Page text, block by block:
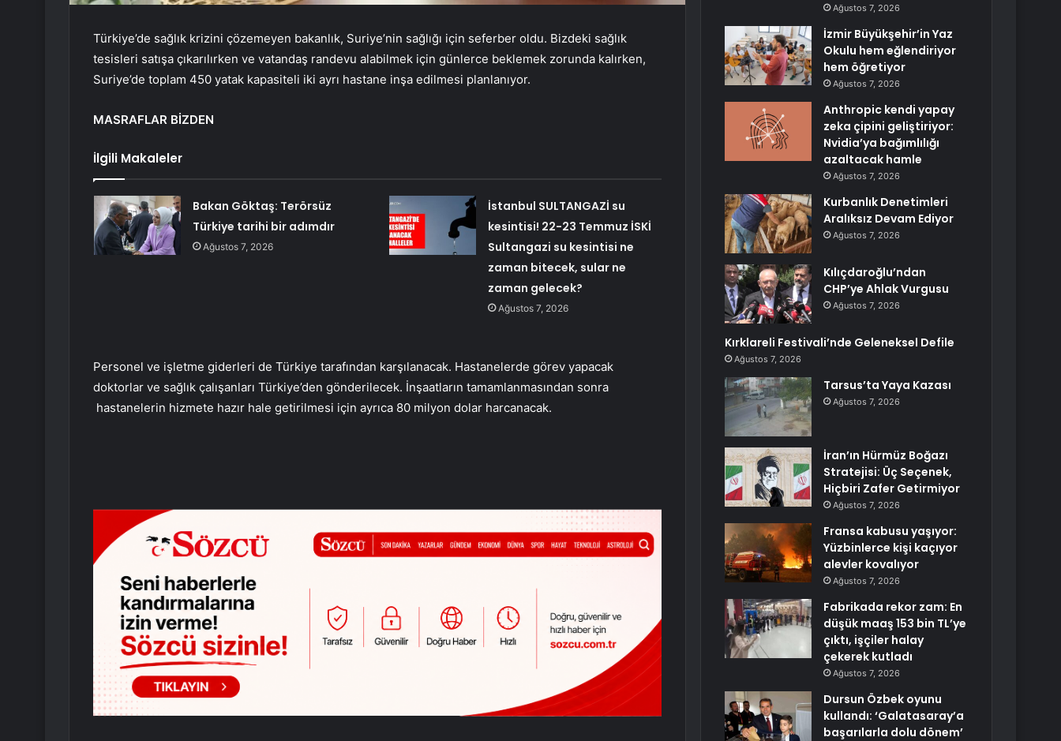
Türkiye’de sağlık krizini çözemeyen bakanlık, Suriye’nin sağlığı için seferber oldu. Bizdeki sağlık
tesisleri satışa çıkarılırken ve vatandaş randevu alabilmek için günlerce beklemek zorunda kalırken,
Suriye’de toplam 450 yatak kapasiteli iki ayrı hastane inşa edilmesi planlanıyor.
MASRAFLAR BİZDEN
İlgili Makaleler
Bakan Göktaş: Terörsüz
Türkiye tarihi bir adımdır
Ağustos 7, 2026
İstanbul SULTANGAZİ su
kesintisi! 22-23 Temmuz İSKİ
Sultangazi su kesintisi ne
zaman bitecek, sular ne
zaman gelecek?
Ağustos 7, 2026
Personel ve işletme giderleri de Türkiye tarafından karşılanacak. Hastanelerde görev yapacak
doktorlar ve sağlık çalışanları Türkiye’den gönderilecek. İnşaatların tamamlanmasından sonra
hastanelerin hizmete hazır hale getirilmesi için ayrıca 80 milyon dolar harcanacak.
Ağustos 7, 2026
İzmir Büyükşehir’in Yaz
Okulu hem eğlendiriyor
hem öğretiyor
Ağustos 7, 2026
Anthropic kendi yapay
zeka çipini geliştiriyor:
Nvidia’ya bağımlılığı
azaltacak hamle
Ağustos 7, 2026
Kurbanlık Denetimleri
Aralıksız Devam Ediyor
Ağustos 7, 2026
Kılıçdaroğlu’ndan
CHP’ye Ahlak Vurgusu
Ağustos 7, 2026
Kırklareli Festivali’nde Geleneksel Defile
Ağustos 7, 2026
Tarsus’ta Yaya Kazası
Ağustos 7, 2026
İran’ın Hürmüz Boğazı
Stratejisi: Üç Seçenek,
Hiçbiri Zafer Getirmiyor
Ağustos 7, 2026
Fransa kabusu yaşıyor:
Yüzbinlerce kişi kaçıyor
alevler kovalıyor
Ağustos 7, 2026
Fabrikada rekor zam: En
düşük maaş 153 bin TL’ye
çıktı, işçiler halay
çekerek kutladı
Ağustos 7, 2026
Dursun Özbek oyunu
kullandı: ‘Galatasaray’a
başarılarla dolu dönem’